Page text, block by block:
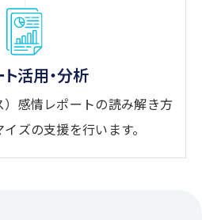
活用・分析
）感情レポートの読み解き方
ズの支援を行います。